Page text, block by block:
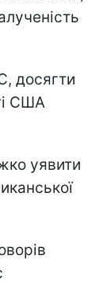
досягти
США
уявити